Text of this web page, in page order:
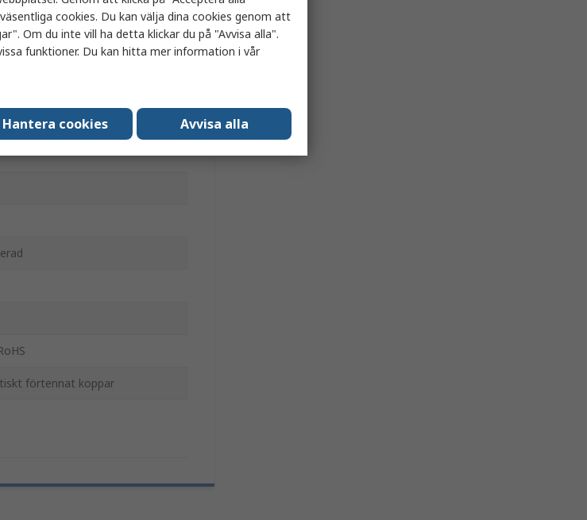
förtennat koppar
cookies. Du kan välja dina cookies genom att
Om du inte vill ha detta klickar du på "Avvisa alla".
funktioner. Du kan hitta mer information i vår
Hantera cookies Avvisa alla